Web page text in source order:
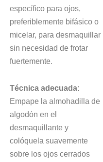
específico para ojos,
preferiblemente bifásico o
micelar, para desmaquillar
sin necesidad de frotar
fuertemente.
Técnica adecuada:
Empape la almohadilla de
algodón en el
desmaquillante y
colóquela suavemente
sobre los ojos cerrados